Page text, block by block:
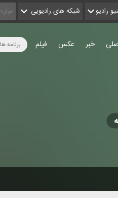
رادیو شبکه های رادیویی
برنامه ها خبر عکس فیلم